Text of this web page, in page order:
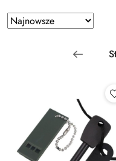
Zastosowano
sortowanie:
Sortuj
według